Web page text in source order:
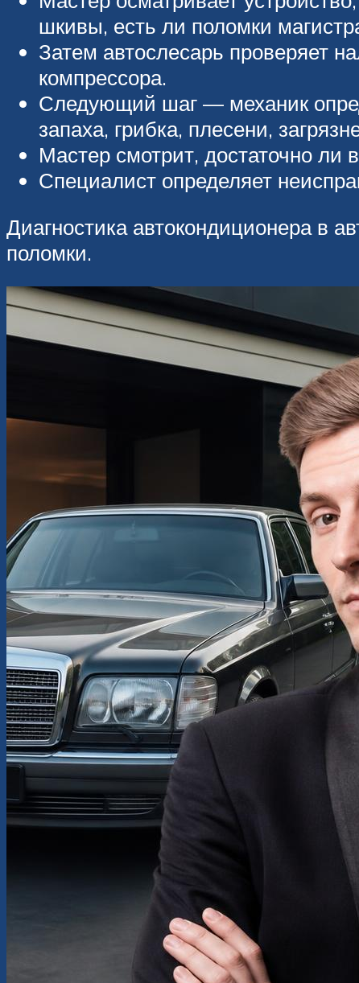
шкивы, есть ли поломки
Затем автослесарь проверяет
компрессора.
Следующий шаг — механик
запаха, грибка, плесени,
Мастер смотрит, достаточно ли
Специалист определяет
Диагностика автокондиционера в
поломки.